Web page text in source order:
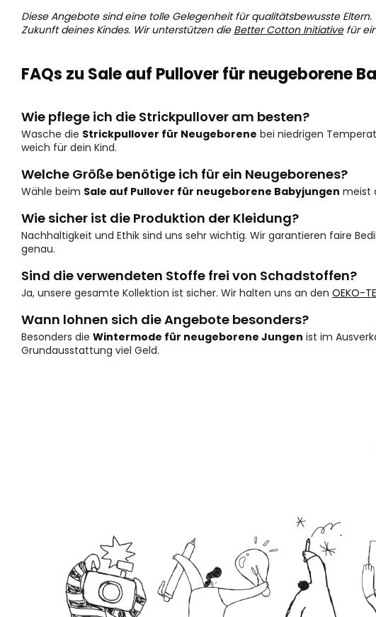
Diese Angebote sind eine tolle Gelegenheit für qualitätsbewusste
Zukunft deines Kindes. Wir unterstützen die Better Cotton Initiativefür
FAQs zu Sale auf Pullover für neugeborene
Wie pflege ich die Strickpullover am besten?
Wasche die Strickpullover für Neugeborene bei niedrigen
weich für dein Kind.
Welche Größe benötige ich für ein Neugeborenes?
Wähle beim Sale auf Pullover für neugeborene Babyjungen meist
Wie sicher ist die Produktion der Kleidung?
Nachhaltigkeit und Ethik sind uns sehr wichtig. Wir garantieren faire
genau.
Sind die verwendeten Stoffe frei von Schadstoffen?
Ja, unsere gesamte Kollektion ist sicher. Wir halten uns an den OEKO-
Wann lohnen sich die Angebote besonders?
Besonders die Wintermode für neugeborene Jungen ist im
Grundausstattung viel Geld.